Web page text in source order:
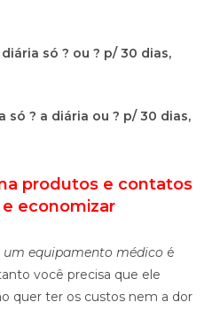
só ? ou ? p/ 30 dias,
só ? a diária ou ? p/ 30 dias,
produtos e contatos
economizar
equipamento médico é
você precisa que ele
quer ter os custos nem a dor